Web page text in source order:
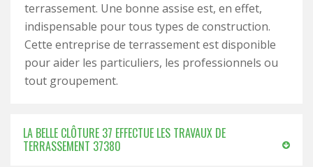
terrassement. Une bonne assise est, en effet,
indispensable pour tous types de construction.
Cette entreprise de terrassement est disponible
pour aider les particuliers, les professionnels ou
tout groupement.
LA BELLE CLÔTURE 37 EFFECTUE LES TRAVAUX DE
TERRASSEMENT 37380